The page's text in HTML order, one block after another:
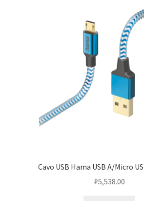
Cavo USB Hama USB A/Micro
₽5,538.00